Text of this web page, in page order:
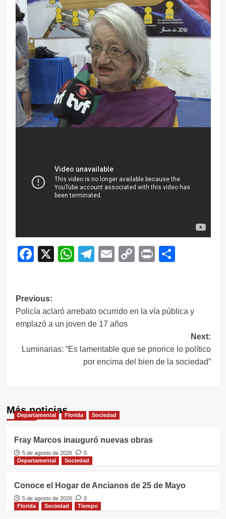
Facebook
X WhatsApp
Telegram
EmailCopy
Print
Navegación
de
entradas
Previous:
Policía aclaró arrebato ocurrido en la vía pública y
emplazó a un joven de 17 años
Next:
Luminarias: “Es lamentable que se priorice lo político
por encima del bien de la sociedad”
Más noticias
Departamental Florida Sociedad
Fray Marcos inauguró nuevas obras
5 de agosto de 2026
0
Departamental
Sociedad
Conoce el Hogar de Ancianos de 25 de Mayo
5 de agosto de 2026
0
Florida
Sociedad Tiempo